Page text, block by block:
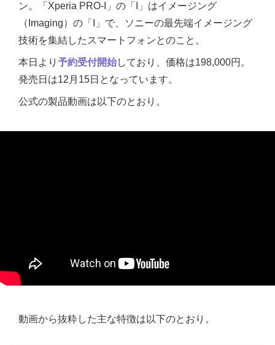
ン。「Xperia PRO-I」の「I」はイメージング
（Imaging）の「I」で、ソニーの最先端イメージング
技術を集結したスマートフォンとのこと。
本日より 予約受付開始しており、価格は198,000円。
発売日は12月15日となっています。
公式の製品動画は以下のとおり。
動画から抜粋した主な特徴は以下のとおり。